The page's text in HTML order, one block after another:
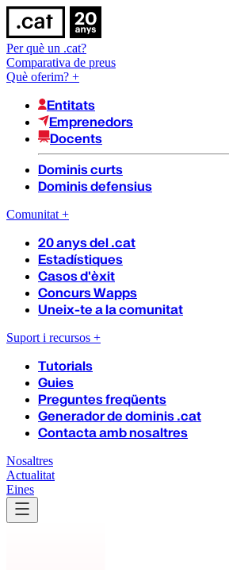
Per què un .cat?
Comparativa de preus
Què oferim? +
Entitats
Emprenedors
Docents
Dominis curts
Dominis defensius
Comunitat +
20 anys del .cat
Estadístiques
Casos d'èxit
Concurs Wapps
Uneix-te a la comunitat
Suport i recursos +
Tutorials
Guies
Preguntes freqüents
Generador de dominis .cat
Contacta amb nosaltres
Nosaltres
Actualitat
Eines